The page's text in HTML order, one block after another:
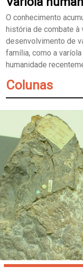
O conhecimento
história de combate à
desenvolvimento de
família, como a
humanidade
Colunas